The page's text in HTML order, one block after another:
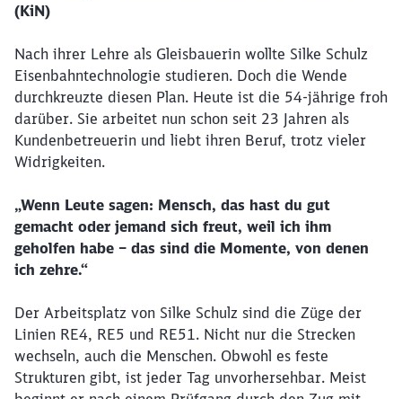
(KiN)
Nach ihrer Lehre als Gleisbauerin wollte Silke Schulz
Eisenbahntechnologie studieren. Doch die Wende
durchkreuzte diesen Plan. Heute ist die 54-jährige froh
darüber. Sie arbeitet nun schon seit 23 Jahren als
Kundenbetreuerin und liebt ihren Beruf, trotz vieler
Widrigkeiten.
„Wenn Leute sagen: Mensch, das hast du gut
gemacht oder jemand sich freut, weil ich ihm
geholfen habe – das sind die Momente, von denen
ich zehre.“
Der Arbeitsplatz von Silke Schulz sind die Züge der
Linien RE4, RE5 und RE51. Nicht nur die Strecken
wechseln, auch die Menschen. Obwohl es feste
Strukturen gibt, ist jeder Tag unvorhersehbar. Meist